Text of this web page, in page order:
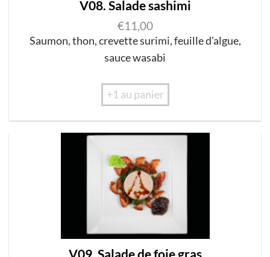
V08. Salade sashimi
€11,00
Saumon,thon,crevette surimi,feuille d'algue,
sauce wasabi
+1 au panier
V09. Salade de foie gras